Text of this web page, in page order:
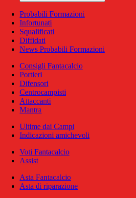
Probabili Formazioni
Infortunati
Squalificati
Diffidati
News Probabili Formazioni
Consigli Fantacalcio
Portieri
Difensori
Centrocampisti
Attaccanti
Mantra
Ultime dai Campi
Indicazioni amichevoli
Voti Fantacalcio
Assist
Asta Fantacalcio
Asta di riparazione